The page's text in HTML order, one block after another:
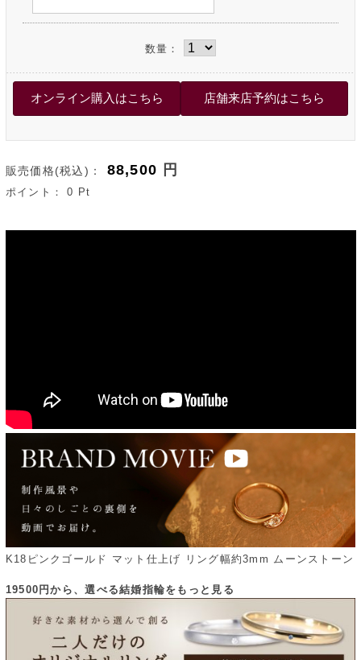
数量：
販売価格(税込)： 88,500 円
ポイント：0 Pt
K18ピンクゴールド マット仕上げ リング幅約3mm ムーンストーン
19500円から、選べる結婚指輪をもっと見る